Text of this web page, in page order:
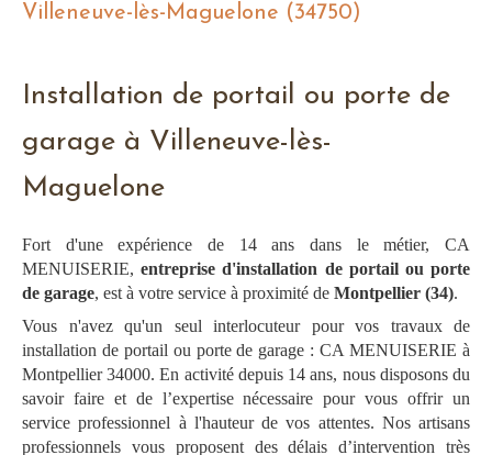
Villeneuve-lès-Maguelone (34750)
Installation de portail ou porte de
garage à Villeneuve-lès-
Maguelone
Fort d'une expérience de 14 ans dans le métier, CA
MENUISERIE,entreprise d'installation de portail ou porte
de garage, est à votre service à proximité de Montpellier (34).
Vous n'avez qu'un seul interlocuteur pour vos travaux de
installation de portail ou porte de garage : CA MENUISERIE à
Montpellier 34000. En activité depuis 14 ans, nous disposons du
savoir faire et de l’expertise nécessaire pour vous offrir un
service professionnel à l'hauteur de vos attentes. Nos artisans
professionnels vous proposent des délais d’intervention très